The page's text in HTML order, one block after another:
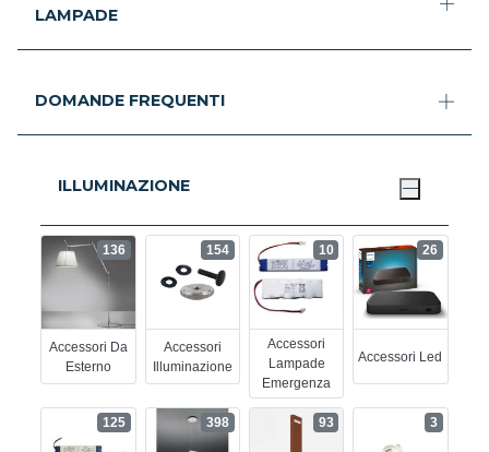
LAMPADE
DOMANDE FREQUENTI
ILLUMINAZIONE
Accessori Da
Esterno
136
Accessori
Illuminazione
154
Accessori
Lampade
Emergenza
10
Accessori Led
26
125 398 93 3